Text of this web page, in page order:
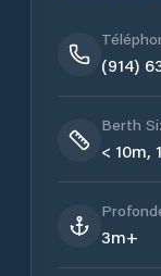
(914)
Berth
< 10m,
3m+